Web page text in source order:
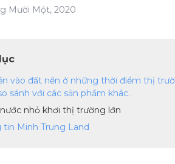
Mười Một, 2020
vào đất nền ở những thời điểm thị
sánh với các sản phẩm khác.
nhỏ khơi thị trường lớn
tin Minh Trung Land